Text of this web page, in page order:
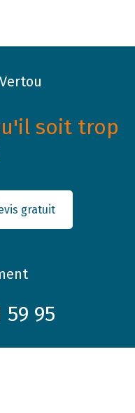
soit trop
gratuit
59 95